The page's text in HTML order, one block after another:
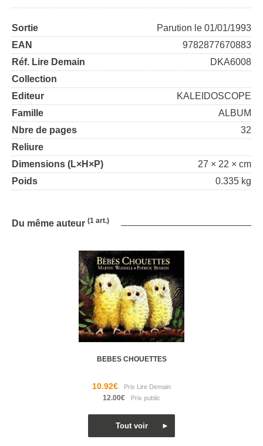
Sortie
Parution le 01/01/1993
EAN
9782877670883
Réf. Lire Demain
DKA6008
Collection
Editeur
KALEIDOSCOPE
Famille
ALBUM
Nbre de pages
32
Reliure
Dimensions (L×H×P)
27 × 22 × cm
Poids
0.335 kg
Du même auteur (1 art.)
BEBES CHOUETTES
10.92€
12.00€